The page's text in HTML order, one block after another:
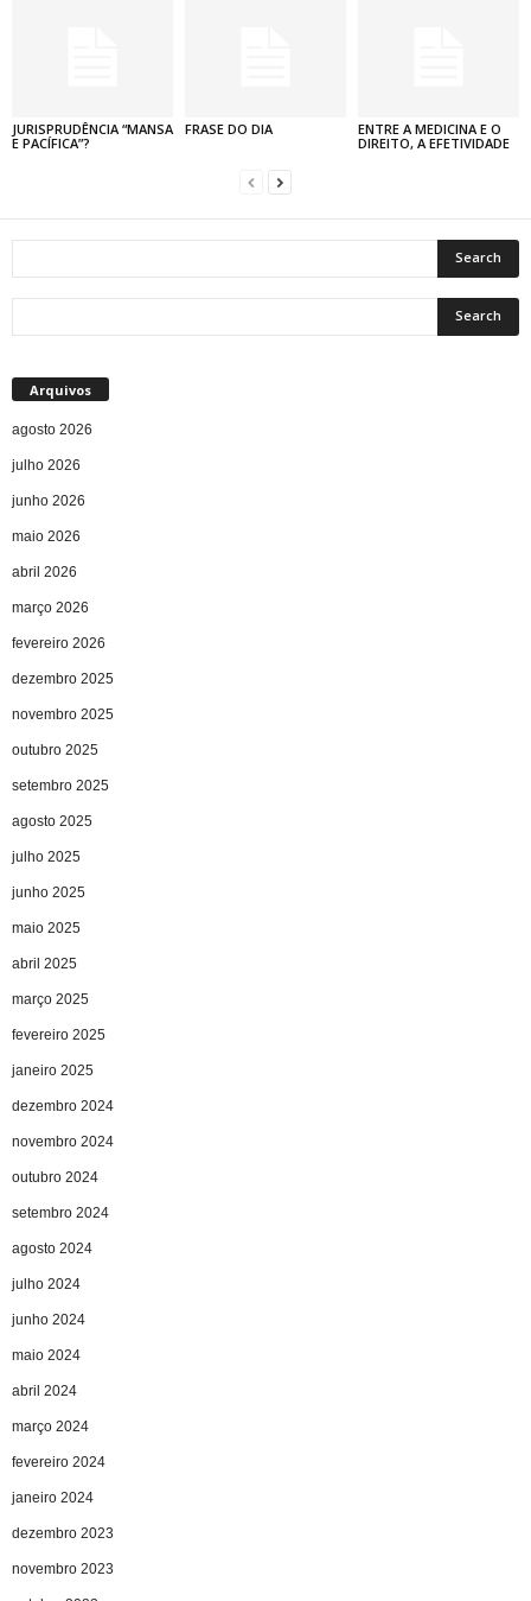
JURISPRUDÊNCIA “MANSA
E PACÍFICA”?
FRASE DO DIA
ENTRE A MEDICINA E O
DIREITO, A EFETIVIDADE
Arquivos
agosto 2026
julho 2026
junho 2026
maio 2026
abril 2026
março 2026
fevereiro 2026
dezembro 2025
novembro 2025
outubro 2025
setembro 2025
agosto 2025
julho 2025
junho 2025
maio 2025
abril 2025
março 2025
fevereiro 2025
janeiro 2025
dezembro 2024
novembro 2024
outubro 2024
setembro 2024
agosto 2024
julho 2024
junho 2024
maio 2024
abril 2024
março 2024
fevereiro 2024
janeiro 2024
dezembro 2023
novembro 2023